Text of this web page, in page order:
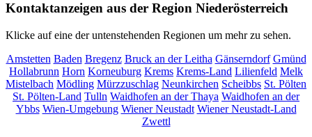
Kontaktanzeigen aus der Region Niederösterreich
Klicke auf eine der untenstehenden Regionen um mehr zu sehen.
Amstetten Baden Bregenz Bruck an der Leitha Gänserndorf Gmünd
Hollabrunn Horn Korneuburg Krems Krems-Land Lilienfeld Melk
Mistelbach Mödling Mürzzuschlag Neunkirchen Scheibbs St. Pölten
St. Pölten-Land Tulln Waidhofen an der Thaya Waidhofen an der
Ybbs Wien-Umgebung Wiener Neustadt Wiener Neustadt-Land
Zwettl